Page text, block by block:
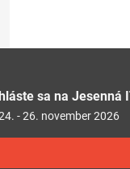
sa na Jesenná
- 26. november 2026